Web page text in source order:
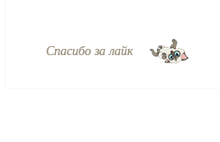
Cпасибо за лайк